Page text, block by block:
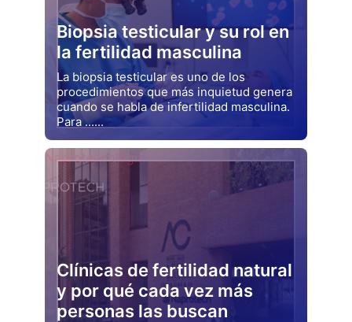
Biopsia testicular y su rol en
la fertilidad masculina
La biopsia testicular es uno de los
procedimientos que más inquietud genera
cuando se habla de infertilidad masculina.
Para ......
Drjluquerna
Clínicas de fertilidad natural
y por qué cada vez más
personas las buscan
Naprotecnología